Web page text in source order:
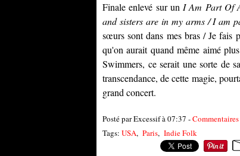
Finale enlevé sur un I Am Part Of
and sisters are in my arms / I am
sœurs sont dans mes bras / Je
qu'on aurait quand même aimé
Swimmers, ce serait une sorte de
transcendance, de cette magie,
grand concert.
Posté par Excessif à 07:37 -
Tags: USA, Paris, Indie Folk